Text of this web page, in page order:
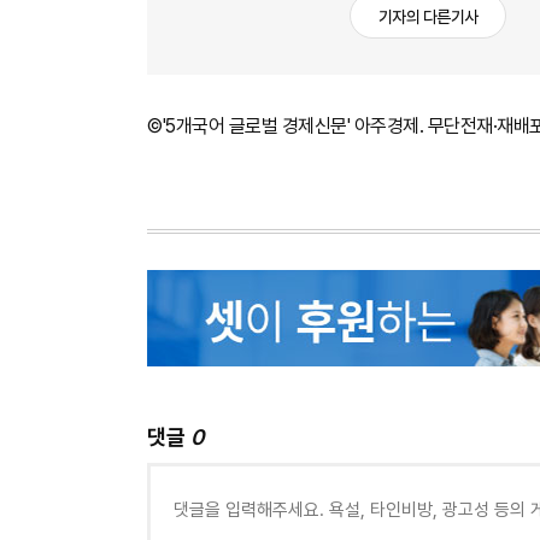
기자의 다른기사
©'5개국어 글로벌 경제신문' 아주경제. 무단전재·재배
댓글 0